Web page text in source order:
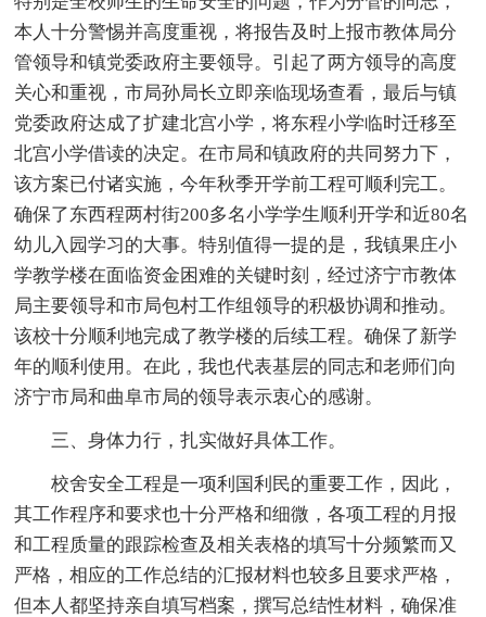
本人十分警惕并高度重视，将报告及时上报市教体局分
管领导和镇党委政府主要领导。引起了两方领导的高度
关心和重视，市局孙局长立即亲临现场查看，最后与镇
党委政府达成了扩建北宫小学，将东程小学临时迁移至
北宫小学借读的决定。在市局和镇政府的共同努力下，
该方案已付诸实施，今年秋季开学前工程可顺利完工。
确保了东西程两村街200多名小学学生顺利开学和近80名
幼儿入园学习的大事。特别值得一提的是，我镇果庄小
学教学楼在面临资金困难的关键时刻，经过济宁市教体
局主要领导和市局包村工作组领导的积极协调和推动。
该校十分顺利地完成了教学楼的后续工程。确保了新学
年的顺利使用。在此，我也代表基层的同志和老师们向
济宁市局和曲阜市局的领导表示衷心的感谢。
三、身体力行，扎实做好具体工作。
校舍安全工程是一项利国利民的重要工作，因此，
其工作程序和要求也十分严格和细微，各项工程的月报
和工程质量的跟踪检查及相关表格的填写十分频繁而又
严格，相应的工作总结的汇报材料也较多且要求严格，
但本人都坚持亲自填写档案，撰写总结性材料，确保准